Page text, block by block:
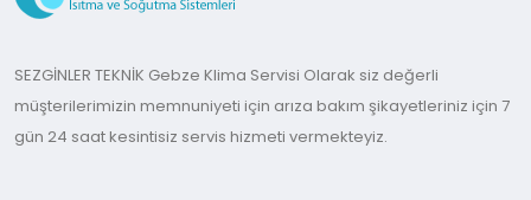
SEZGİNLER TEKNİK Gebze Klima Servisi Olarak siz değerli
müşterilerimizin memnuniyeti için arıza bakım şikayetleriniz için 7
gün 24 saat kesintisiz servis hizmeti vermekteyiz.